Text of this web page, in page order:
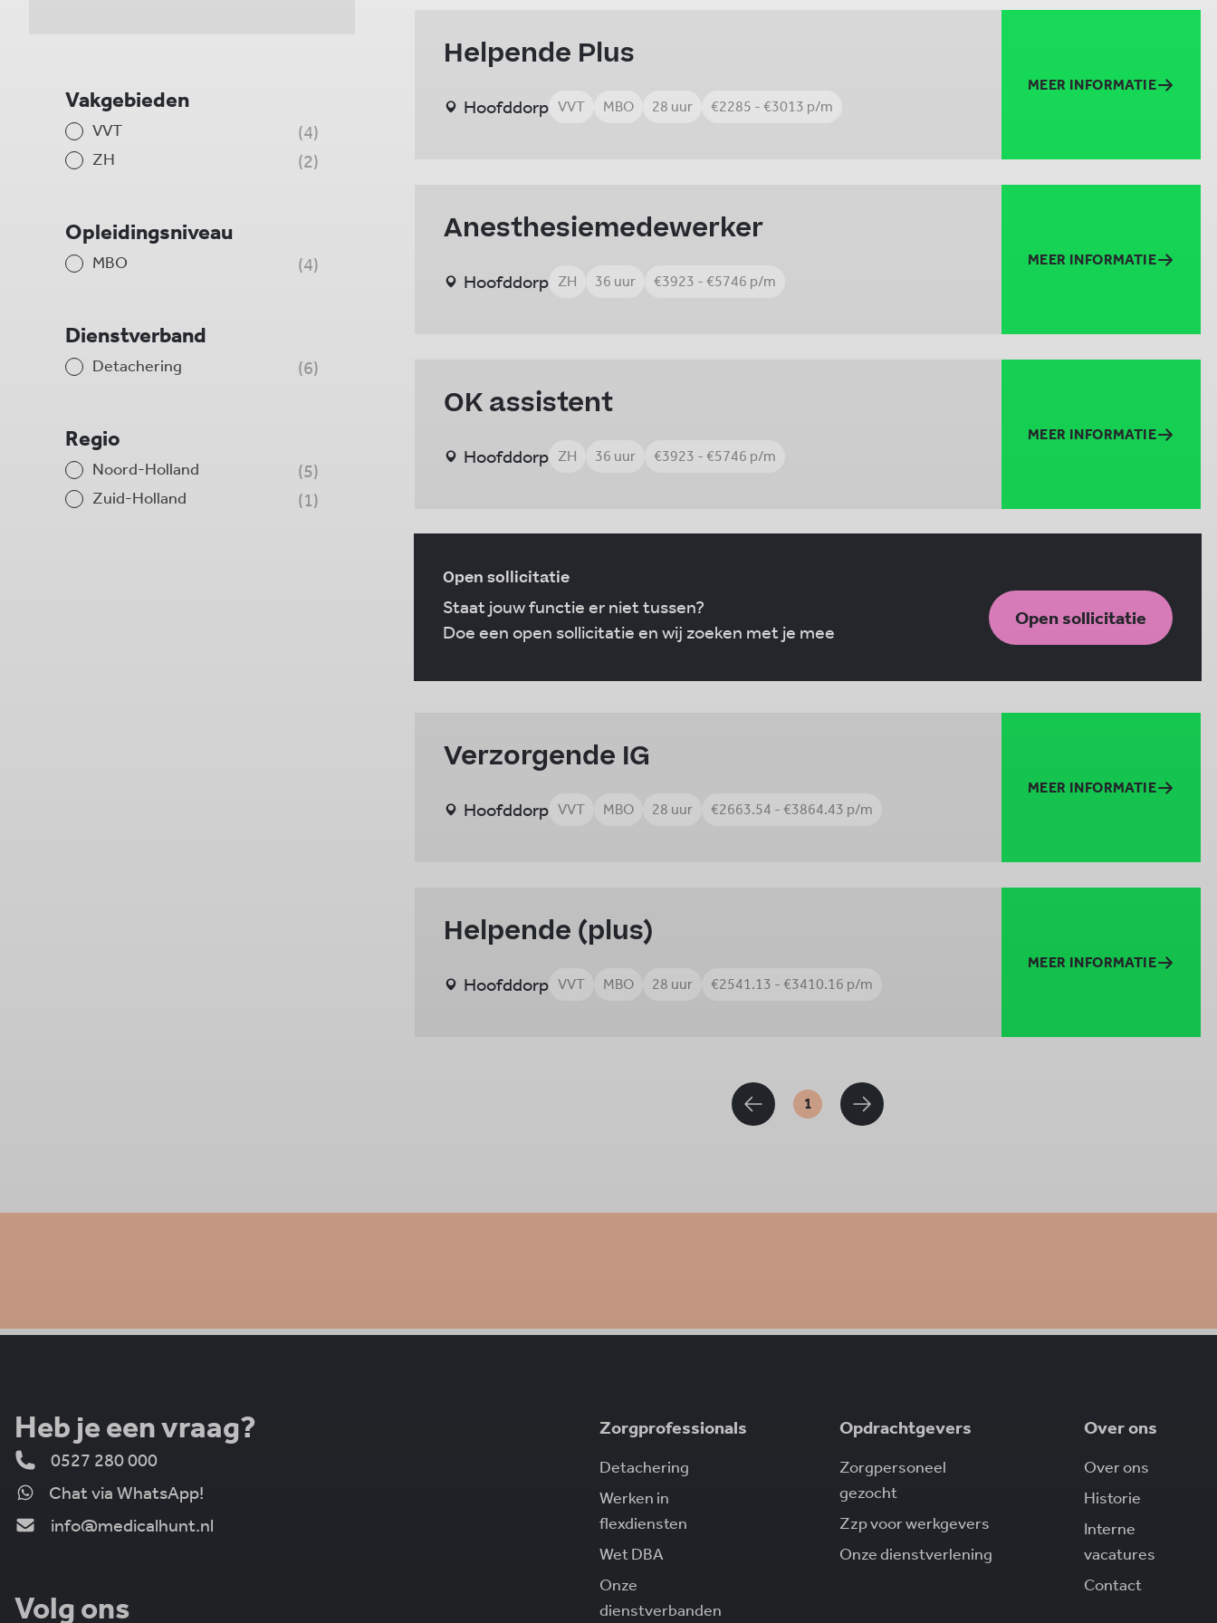
Vakgebieden
VVT 4
ZH 2
Opleidingsniveau
MBO 4
Dienstverband
Detachering 6
Regio
Noord-Holland 5
Zuid-Holland 1
Helpende Plus
Hoofddorp VVT MBO 28 uur €2285 - €3013 p/m
MEER INFORMATIE
Anesthesiemedewerker
Hoofddorp ZH 36 uur €3923 - €5746 p/m
MEER INFORMATIE
OK assistent
Hoofddorp ZH 36 uur €3923 - €5746 p/m
MEER INFORMATIE
Open sollicitatie
Staat jouw functie er niet tussen?
Doe een open sollicitatie en wij zoeken met je mee
Open sollicitatie
Verzorgende IG
Hoofddorp VVT MBO 28 uur €2663.54 - €3864.43 p/m
MEER INFORMATIE
Helpende (plus)
Hoofddorp VVT MBO 28 uur €2541.13 - €3410.16 p/m
MEER INFORMATIE
1
Heb je een vraag?
0527 280 000
Chat via WhatsApp!
info@medicalhunt.nl
Volg ons
Zorgprofessionals
Detachering
Werken in
flexdiensten
Wet DBA
Onze
dienstverbanden
Opdrachtgevers
Zorgpersoneel
gezocht
Zzp voor werkgevers
Onze dienstverlening
Over ons
Over ons
Historie
Interne
vacatures
Contact